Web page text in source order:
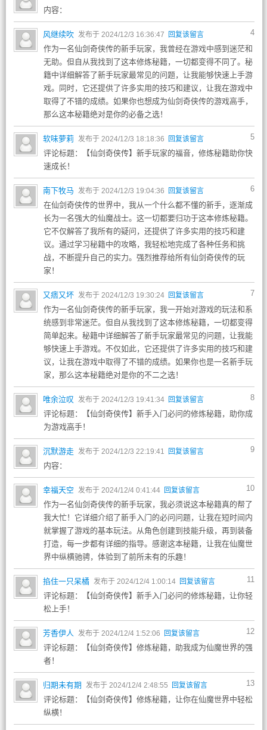
内容：
4
风继续吹 发布于 2024/12/3 16:36:47 回复该留言
作为一名仙剑奇侠传的新手玩家，我曾经在游戏中感到迷茫和
无助。但自从我找到了这本修炼秘籍，一切都变得不同了。秘
籍中详细解答了新手玩家最常见的问题，让我能够快速上手游
戏。同时，它还提供了许多实用的技巧和建议，让我在游戏中
取得了不错的成绩。如果你也想成为仙剑奇侠传的游戏高手，
那么这本秘籍绝对是你的必备之选！
5
软味萝莉 发布于 2024/12/3 18:18:36 回复该留言
评论标题：【仙剑奇侠传】新手玩家的福音，修炼秘籍助你快
速成长！
6
南下牧马 发布于 2024/12/3 19:04:36 回复该留言
在仙剑奇侠传的世界中，我从一个什么都不懂的新手，逐渐成
长为一名强大的仙魔战士。这一切都要归功于这本修炼秘籍。
它不仅解答了我所有的疑问，还提供了许多实用的技巧和建
议。通过学习秘籍中的攻略，我轻松地完成了各种任务和挑
战，不断提升自己的实力。强烈推荐给所有仙剑奇侠传的玩
家！
7
又痞又坏 发布于 2024/12/3 19:30:24 回复该留言
作为一名仙剑奇侠传的新手玩家，我一开始对游戏的玩法和系
统感到非常迷茫。但自从我找到了这本修炼秘籍，一切都变得
简单起来。秘籍中详细解答了新手玩家最常见的问题，让我能
够快速上手游戏。不仅如此，它还提供了许多实用的技巧和建
议，让我在游戏中取得了不错的成绩。如果你也是一名新手玩
家，那么这本秘籍绝对是你的不二之选！
8
唯余泣叹 发布于 2024/12/3 19:41:34 回复该留言
评论标题：【仙剑奇侠传】新手入门必问的修炼秘籍，助你成
为游戏高手！
9
沉默游走 发布于 2024/12/3 22:19:41 回复该留言
内容：
10
幸福天空 发布于 2024/12/4 0:41:44 回复该留言
作为一名仙剑奇侠传的新手玩家，我必须说这本秘籍真的帮了
我大忙！它详细介绍了新手入门的必问问题，让我在短时间内
就掌握了游戏的基本玩法。从角色创建到技能升级，再到装备
打造，每一步都有详细的指导。感谢这本秘籍，让我在仙魔世
界中纵横驰骋，体验到了前所未有的乐趣！
11
掐住一只呆橘 发布于 2024/12/4 1:00:14 回复该留言
评论标题：【仙剑奇侠传】新手入门必问的修炼秘籍，让你轻
松上手！
12
芳香伊人 发布于 2024/12/4 1:52:06 回复该留言
评论标题：【仙剑奇侠传】修炼秘籍，助我成为仙魔世界的强
者！
13
归期未有期 发布于 2024/12/4 2:48:55 回复该留言
评论标题：【仙剑奇侠传】修炼秘籍，让你在仙魔世界中轻松
纵横！